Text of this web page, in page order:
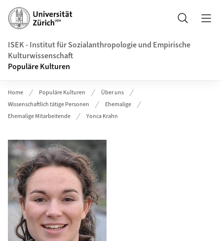
Header
Suche
ISEK - Institut für Sozialanthropologie und Empirische
Kulturwissenschaft
Populäre Kulturen
Home Populäre Kulturen
Über uns
Wissenschaftlich tätige Personen
Ehemalige
Ehemalige Mitarbeitende
Yonca Krahn